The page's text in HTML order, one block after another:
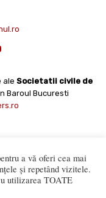
ale Societatii civile de
Baroul Bucuresti
a vă oferi cea mai
și repetând vizitele.
utilizarea TOATE